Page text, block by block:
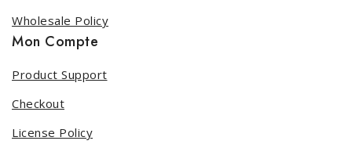
Wholesale Policy
Mon Compte
Product Support
Checkout
License Policy